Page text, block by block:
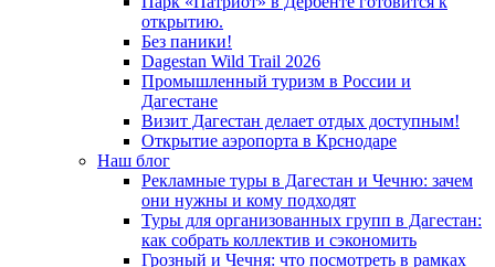
открытию.
Без паники!
Dagestan Wild Trail 2026
Промышленный туризм в России и
Дагестане
Визит Дагестан делает отдых доступным!
Открытие аэропорта в Крснодаре
Наш блог
Рекламные туры в Дагестан и Чечню: зачем
они нужны и кому подходят
Туры для организованных групп в Дагестан:
как собрать коллектив и сэкономить
Грозный и Чечня: что посмотреть в рамках